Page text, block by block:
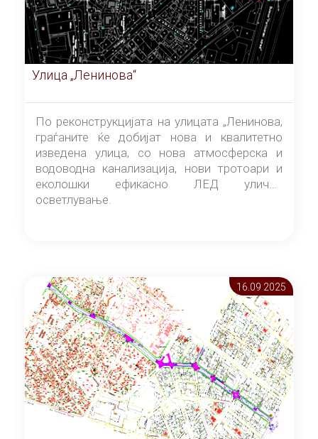
Улица „Ленинова“
По реконструкцијата на улицата „Ленинова,
граѓаните ќе добијат нова и квалитетно
изведена улица, со нова атмосферска и
водоводна канализација, нови тротоари и
еколошки ефикасно ЛЕД улично
осветлување.
16.09 2025